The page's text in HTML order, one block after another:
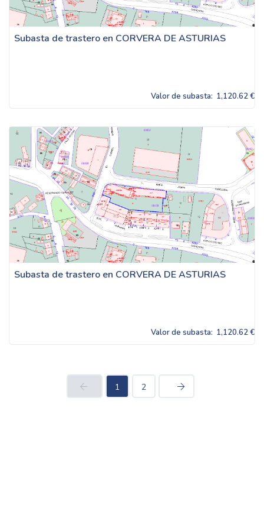
Subasta de trastero en CORVERA DE ASTURIAS
Valor de subasta: 1,120.62 €
Subasta de trastero en CORVERA DE ASTURIAS
Valor de subasta: 1,120.62 €
1 2